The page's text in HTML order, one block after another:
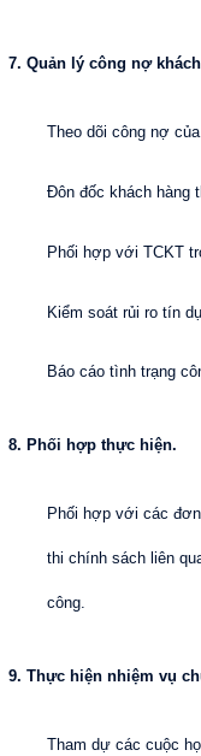
7. Quản lý công nợ
Theo dõi công nợ
Đôn đốc khách hàng
Phối hợp với TCKT
Kiểm soát rủi ro tín
Báo cáo tình trạng
8. Phối hợp thực hiện.
Phối hợp với các
thi chính sách liên
công.
9. Thực hiện nhiệm vụ
Tham dự các cuộc